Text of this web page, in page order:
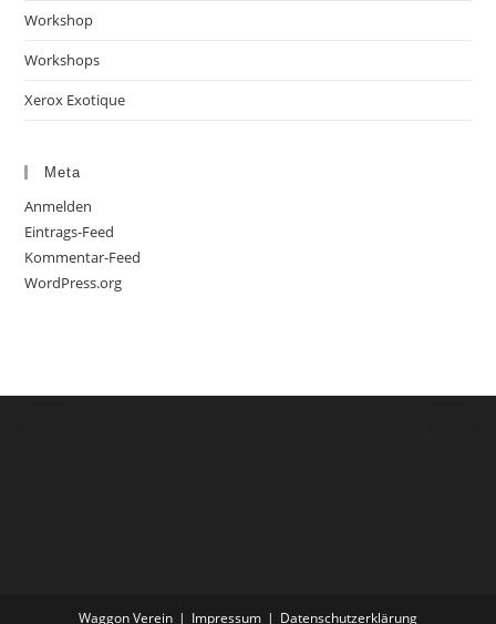
Workshop
Workshops
Xerox Exotique
Meta
Anmelden
Eintrags-Feed
Kommentar-Feed
WordPress.org
Waggon Verein Impressum Datenschutzerklärung